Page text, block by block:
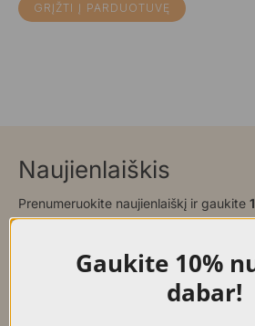
GRĮŽTI Į PARDUOTUVĘ
Naujienlaiškis
Prenumeruokite naujienlaiškį ir gaukite
Gaukite 10%
dabar!